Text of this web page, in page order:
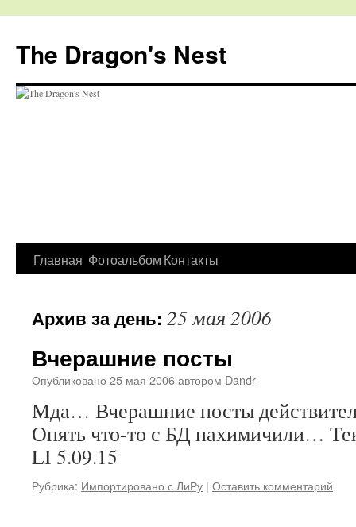
The Dragon's Nest
Перейти
содержимому
Главная Фотоальбом Контакты
Архив за день: 25 мая 2006
Вчерашние посты
Опубликовано 25 мая 2006автором Dandr
Мда… Вчерашние посты
Опять что-то с БД нахимичили…
LI 5.09.15
Рубрика: Импортировано с ЛиРу | Оставить комментарий